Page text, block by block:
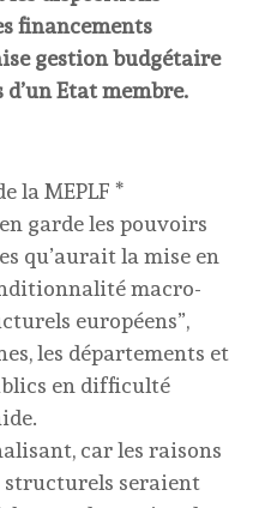
financements
gestion budgétaire
Etat membre.
la MEPLF *
garde les pouvoirs
qu’aurait la mise en
macro-
européens”,
les départements et
en difficulté
car les raisons
structurels seraient